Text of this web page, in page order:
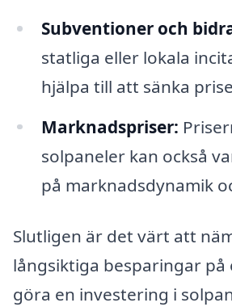
Subventioner och
statliga eller lokala
hjälpa till att sänka
Marknadspriser:
solpaneler kan också
på marknadsdynamik
Slutligen är det värt att
långsiktiga besparingar på
göra en investering i